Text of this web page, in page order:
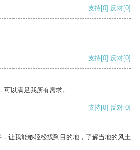
支持[0] 反对[0]
支持[0] 反对[0]
以满足我所有需求。
支持[0] 反对[0]
让我能够轻松找到目的地，了解当地的风土